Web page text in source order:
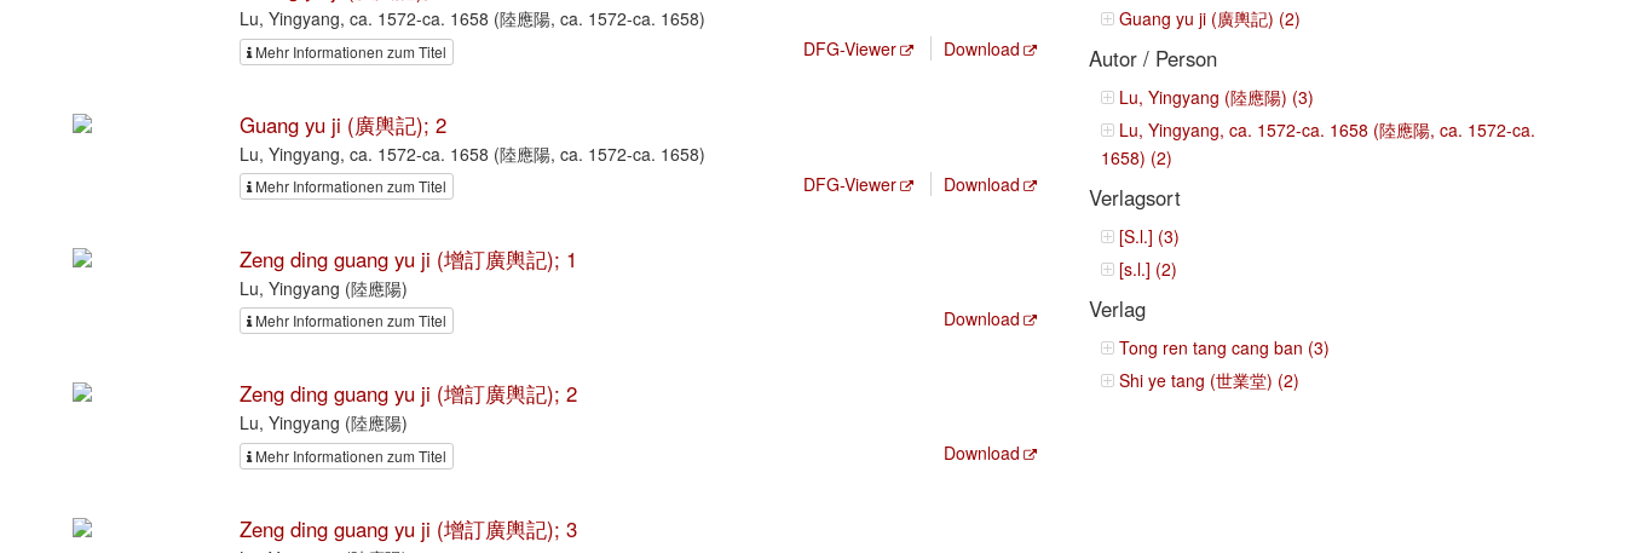
Lu, Yingyang, ca. 1572-ca. 1658 (陸應陽, ca. 1572-ca. 1658)
Mehr Informationen zum Titel DFG-Viewer Download
Guang yu ji (廣輿記); 2
Lu, Yingyang, ca. 1572-ca. 1658 (陸應陽, ca. 1572-ca. 1658)
Mehr Informationen zum Titel DFG-Viewer Download
Zeng ding guang yu ji (增訂廣輿記); 1
Lu, Yingyang (陸應陽)
Mehr Informationen zum Titel Download
Zeng ding guang yu ji (增訂廣輿記); 2
Lu, Yingyang (陸應陽)
Mehr Informationen zum Titel Download
Zeng ding guang yu ji (增訂廣輿記); 3
Guang yu ji (廣輿記) (2)
Autor / Person
Lu, Yingyang (陸應陽) (3)
Lu, Yingyang, ca. 1572-ca. 1658 (陸應陽, ca. 1572-ca.
1658) (2)
Verlagsort
[S.l.] (3)
[s.l.] (2)
Verlag
Tong ren tang cang ban (3)
Shi ye tang (世業堂) (2)